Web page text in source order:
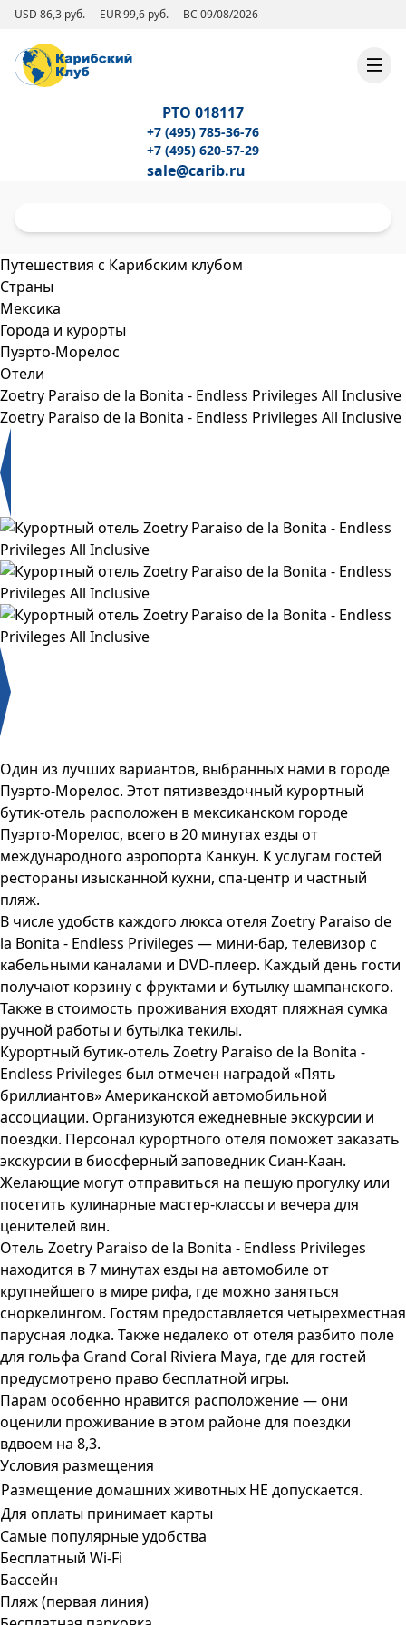
USD 86,3 руб. EUR 99,6 руб. ВС 09/08/2026
РТО 018117
+7 (495) 785-36-76
+7 (495) 620-57-29
sale@carib.ru
Путешествия с Карибским клубом
Страны
Мексика
Города и курорты
Пуэрто-Морелос
Отели
Zoetry Paraiso de la Bonita - Endless Privileges All Inclusive
Zoetry Paraiso de la Bonita - Endless Privileges All Inclusive
Один из лучших вариантов, выбранных нами в городе
Пуэрто-Морелос. Этот пятизвездочный курортный
бутик-отель расположен в мексиканском городе
Пуэрто-Морелос, всего в 20 минутах езды от
международного аэропорта Канкун. К услугам гостей
рестораны изысканной кухни, спа-центр и частный
пляж.
В числе удобств каждого люкса отеля Zoetry Paraiso de
la Bonita - Endless Privileges — мини-бар, телевизор с
кабельными каналами и DVD-плеер. Каждый день гости
получают корзину с фруктами и бутылку шампанского.
Также в стоимость проживания входят пляжная сумка
ручной работы и бутылка текилы.
Курортный бутик-отель Zoetry Paraiso de la Bonita -
Endless Privileges был отмечен наградой «Пять
бриллиантов» Американской автомобильной
ассоциации. Организуются ежедневные экскурсии и
поездки. Персонал курортного отеля поможет заказать
экскурсии в биосферный заповедник Сиан-Каан.
Желающие могут отправиться на пешую прогулку или
посетить кулинарные мастер-классы и вечера для
ценителей вин.
Отель Zoetry Paraiso de la Bonita - Endless Privileges
находится в 7 минутах езды на автомобиле от
крупнейшего в мире рифа, где можно заняться
сноркелингом. Гостям предоставляется четырехместная
парусная лодка. Также недалеко от отеля разбито поле
для гольфа Grand Coral Riviera Maya, где для гостей
предусмотрено право бесплатной игры.
Парам особенно нравится расположение — они
оценили проживание в этом районе для поездки
вдвоем на 8,3.
Условия размещения
Размещение домашних животных НЕ допускается.
Для оплаты принимает карты
Самые популярные удобства
Бесплатный Wi-Fi
Бассейн
Пляж (первая линия)